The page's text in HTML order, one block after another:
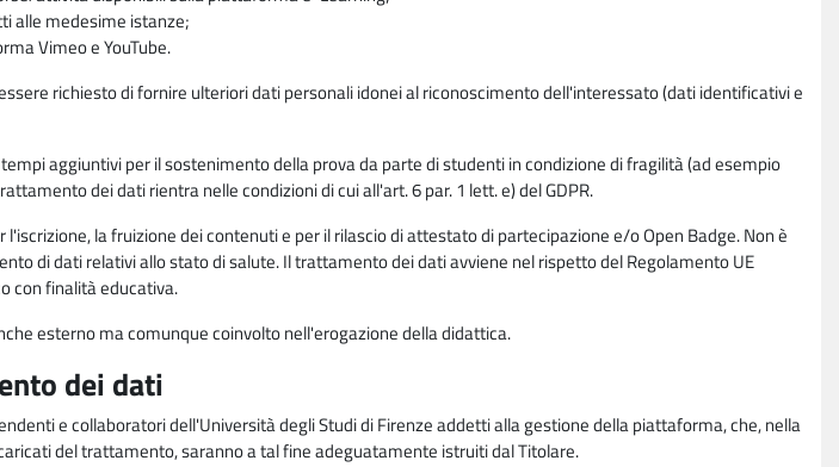
alle medesime istanze;
Vimeo e YouTube.
richiesto di fornire ulteriori dati personali idonei al riconoscimento dell'interessato (dati identificativi e
aggiuntivi per il sostenimento della prova da parte di studenti in condizione di fragilità (ad esempio
dei dati rientra nelle condizioni di cui all'art. 6 par. 1 lett. e) del GDPR.
la fruizione dei contenuti e per il rilascio di attestato di partecipazione e/o Open Badge. Non è
di dati relativi allo stato di salute. Il trattamento dei dati avviene nel rispetto del Regolamento UE
con finalità educativa.
esterno ma comunque coinvolto nell'erogazione della didattica.
dei dati
e collaboratori dell'Università degli Studi di Firenze addetti alla gestione della piattaforma, che, nella
del trattamento, saranno a tal fine adeguatamente istruiti dal Titolare.